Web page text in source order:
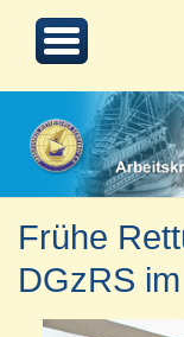
Frühe
DGzRS